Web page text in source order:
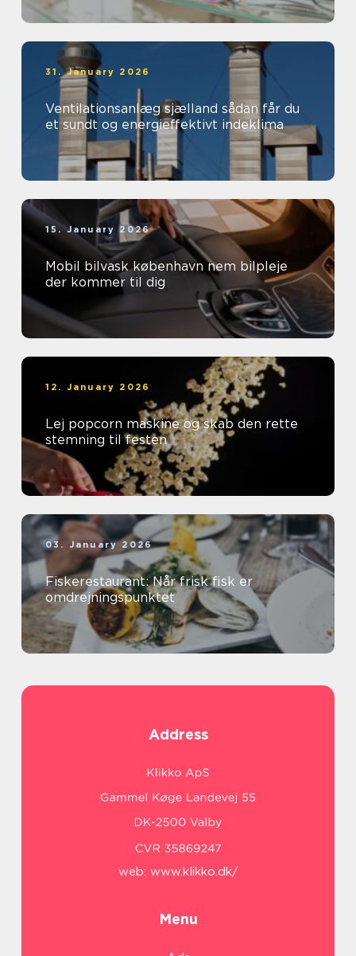
31. January 2026
Ventilationsanlæg sjælland sådan får du
et sundt og energieffektivt indeklima
15. January 2026
Mobil bilvask københavn nem bilpleje
der kommer til dig
12. January 2026
Lej popcorn maskine og skab den rette
stemning til festen
03. January 2026
Fiskerestaurant: Når frisk fisk er
omdrejningspunktet
Address
web: www.klikko.dk/
Menu